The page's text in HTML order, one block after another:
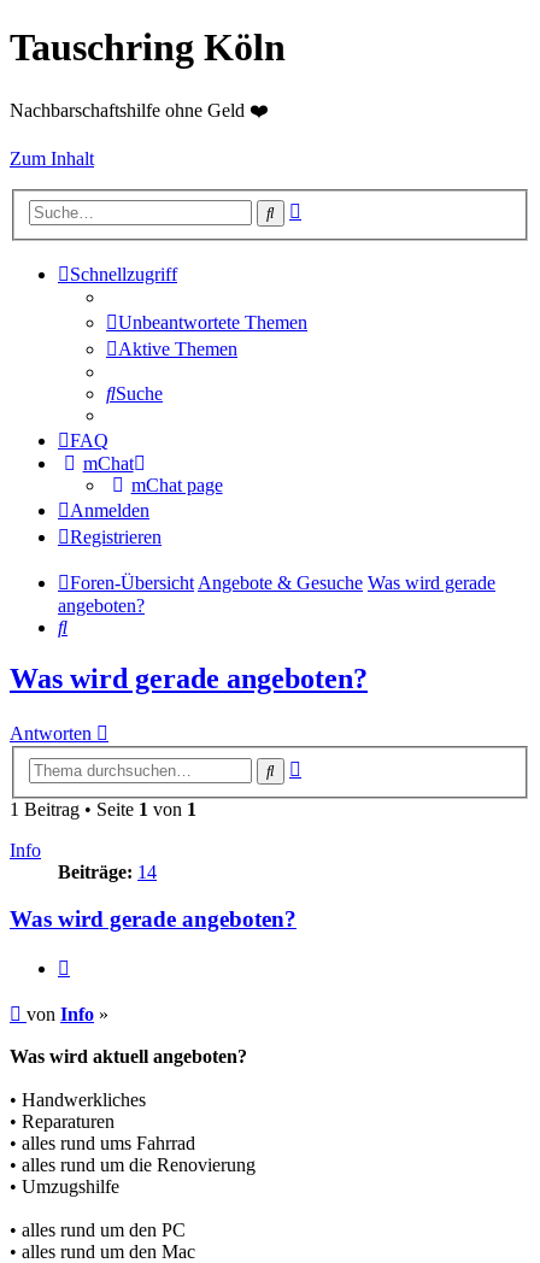
Tauschring Köln
Nachbarschaftshilfe ohne Geld ❤️
Zum Inhalt
Suche
Schnellzugriff
Unbeantwortete Themen
Aktive Themen
Suche
FAQ
mChat
mChat page
Anmelden
Registrieren
Foren-ÜbersichtAngebote & Gesuche Was wird gerade
angeboten?
Suche
Was wird gerade angeboten?
Antworten
Suche
1 Beitrag • Seite 1 von 1
Info
Beiträge: 14
Was wird gerade angeboten?
Beitrag
von Info »
Was wird aktuell angeboten?
• Handwerkliches
• Reparaturen
• alles rund ums Fahrrad
• alles rund um die Renovierung
• Umzugshilfe
• alles rund um den PC
• alles rund um den Mac